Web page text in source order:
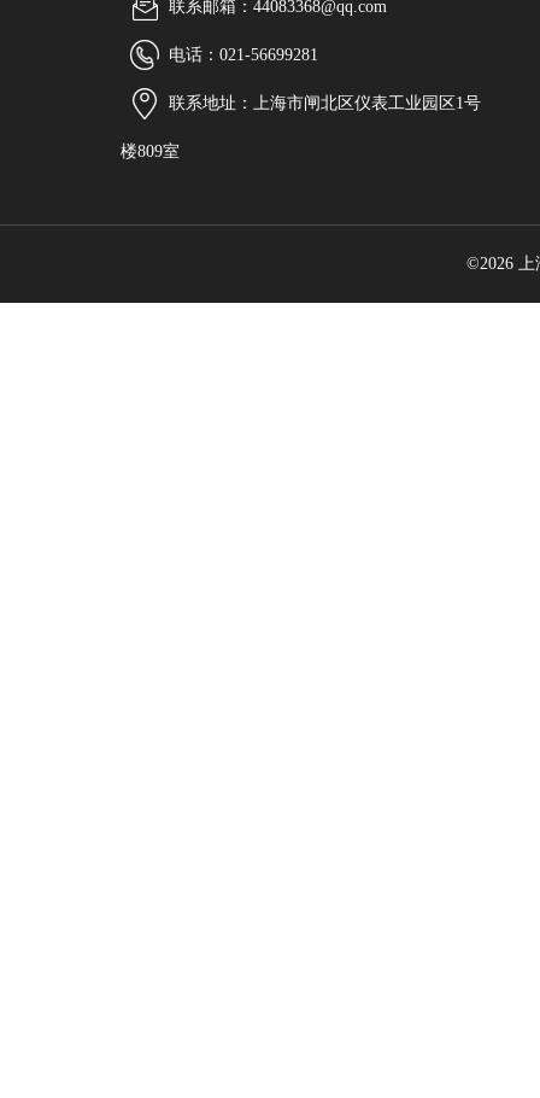
联系邮箱：44083368@qq.com
电话：021-56699281
联系地址：上海市闸北区仪表工业园区1号
楼809室
©2026